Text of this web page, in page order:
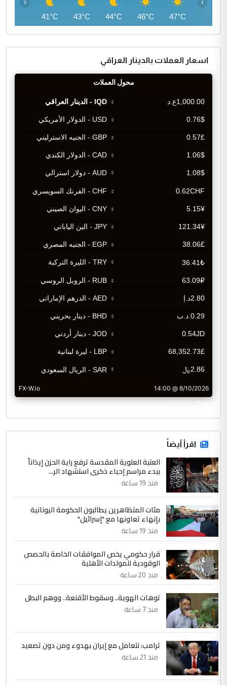
47°C
46°C
44°C
43°C
41°C
اسعار العملات بالدينار العراقي
CurrencyRate
اقرأ أيضاً
العتبة العلوية المقدسة ترفع راية الحزن إيذاناً
ببدء مراسم إحياء ذكرى استشهاد الر...
منذ 19 ساعة
مئات المتظاهرين يطالبون الحكومة اليونانية
بإنهاء تعاونها مع "إسرائيل"
منذ 19 ساعة
قرار حكومي يخص الموافقات الخاصة بالحصص
الوقودية للمولدات الأهلية
منذ 20 ساعة
توهات الهوية.. وسقوط الأقنعة.. ووهم البطل
منذ 7 ساعة
ترامب: نتعامل مع إيران بهدوء ومن دون تصعيد
منذ 21 ساعة